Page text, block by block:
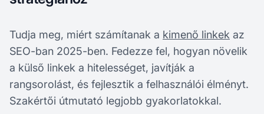
Tudja meg, miért számítanak a kimenő linkek az
SEO-ban 2025-ben. Fedezze fel, hogyan növelik
a külső linkek a hitelességet, javítják a
rangsorolást, és fejlesztik a felhasználói élményt.
Szakértői útmutató legjobb gyakorlatokkal.